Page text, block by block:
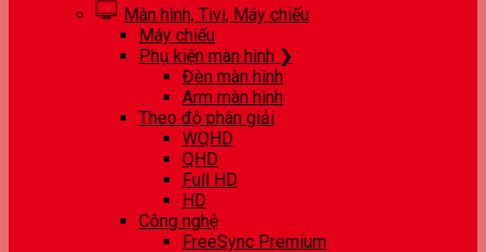
Màn hình, Tivi, Máy chiếu
Máy chiếu
Phụ kiện màn hình ❯
Đèn màn hình
Arm màn hình
Theo độ phân giải
WQHD
QHD
Full HD
HD
Công nghệ
FreeSync Premium